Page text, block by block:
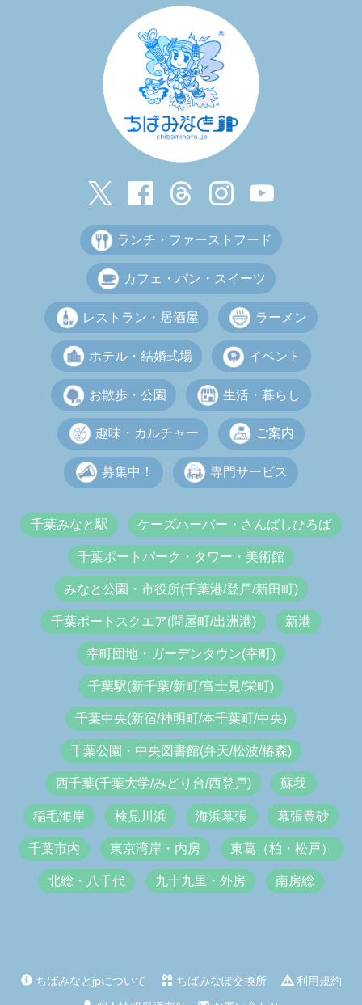
ランチ・ファーストフード
カフェ・パン・スイーツ
レストラン・居酒屋 ラーメン
ホテル・結婚式場 イベント
お散歩・公園 生活・暮らし
趣味・カルチャー ご案内
募集中！ 専門サービス
千葉みなと駅 ケーズハーバー・さんばしひろば
千葉ポートパーク・タワー・美術館
みなと公園・市役所(千葉港/登戸/新田町)
千葉ポートスクエア(問屋町/出洲港) 新港
幸町団地・ガーデンタウン(幸町)
千葉駅(新千葉/新町/富士見/栄町)
千葉中央(新宿/神明町/本千葉町/中央)
千葉公園・中央図書館(弁天/松波/椿森)
西千葉(千葉大学/みどり台/西登戸) 蘇我
稲毛海岸 検見川浜 海浜幕張 幕張豊砂
千葉市内 東京湾岸・内房 東葛（柏・松戸）
北総・八千代 九十九里・外房 南房総
ちばみなとjpについて ちばみなぽ交換所
利用規約